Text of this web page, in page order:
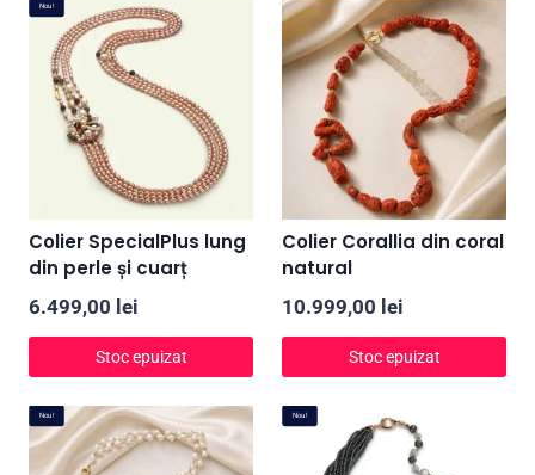
Nou!
Colier SpecialPlus lung
din perle și cuarț
6.499,00 lei
Stoc epuizat
Colier Corallia din coral
natural
10.999,00 lei
Stoc epuizat
Nou! Nou!